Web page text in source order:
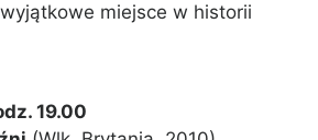
miejsce w historii
19.00